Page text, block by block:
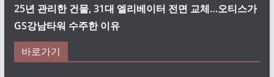
25년 관리한 건물, 31대 엘리베이터 전면 교체…오티스가
GS강남타워 수주한 이유
바로가기